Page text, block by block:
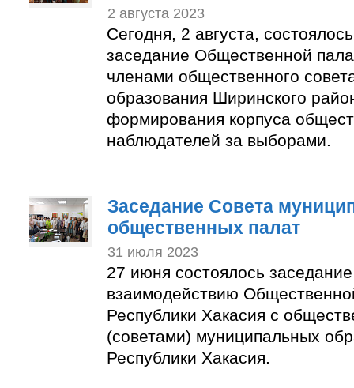
2 августа 2023
Сегодня, 2 августа,
заседание Общественной
членами общественного
образования Ширинского
формирования корпуса
наблюдателей за выборами.
Заседание Совета
общественных палат
31 июля 2023
27 июня состоялось
взаимодействию
Республики Хакасия с
(советами) муниципальных
Республики Хакасия.